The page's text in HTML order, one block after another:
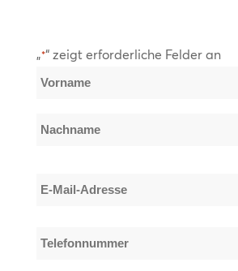
„*“ zeigt erforderliche Felder an
Name
Vorname
E-
Telefonnummer